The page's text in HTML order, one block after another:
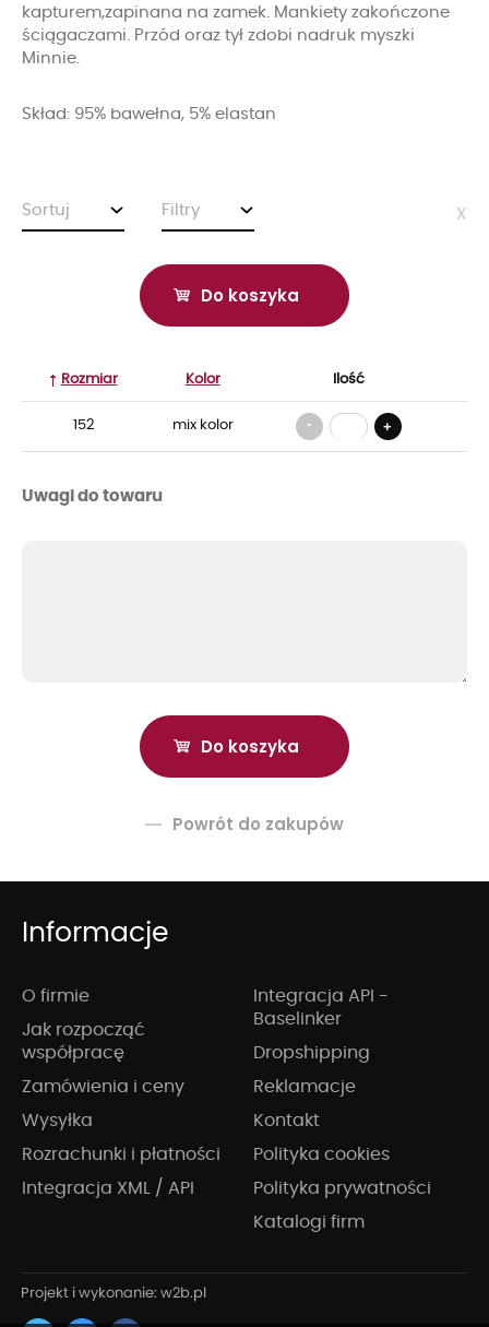
kapturem,zapinana na zamek. Mankiety zakończone
ściągaczami. Przód oraz tył zdobi nadruk myszki
Minnie.
Skład: 95% bawełna, 5% elastan
Sortuj Filtry x
Do koszyka
Rozmiar Kolor Ilość
152 mix kolor - +
Uwagi do towaru
Powrót do zakupów
Informacje
O firmie
Jak rozpocząć
współpracę
Zamówienia i ceny
Wysyłka
Rozrachunki i płatności
Integracja XML / API
Integracja API -
Baselinker
Dropshipping
Reklamacje
Kontakt
Polityka cookies
Polityka prywatności
Katalogi firm